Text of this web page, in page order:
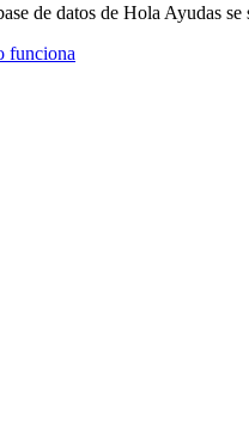
de datos de Hola Ayudas
funciona